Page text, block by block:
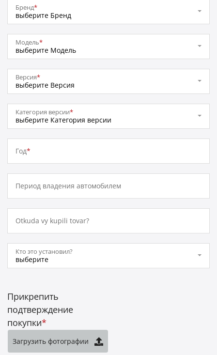
выберите Бренд
Бренд*
выберите Модель
Модель*
выберите Версия
Версия*
выберите Категория версии
Категория версии*
Год*
Период владения автомобилем
Otkuda vy kupili tovar?
выберите
Кто это установил?
Прикрепить
подтверждение
покупки*
Загрузить фотографии